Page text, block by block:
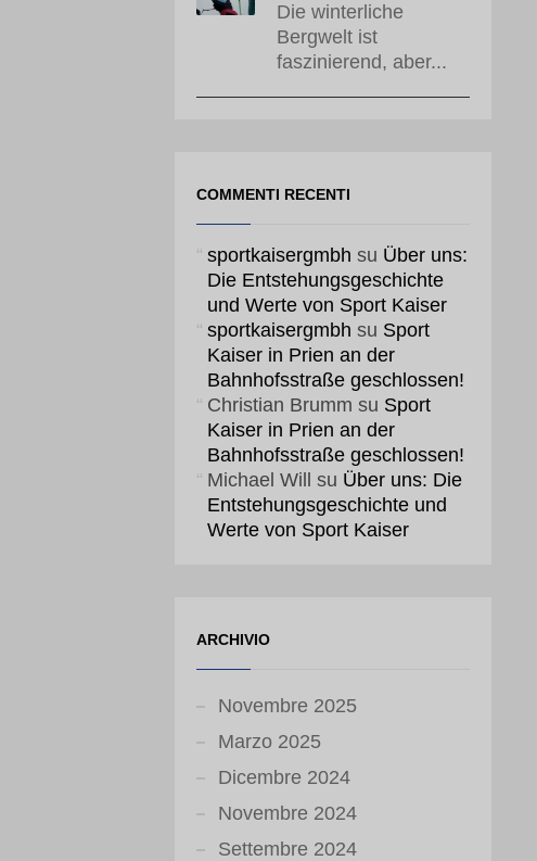
Die winterliche
Bergwelt ist
faszinierend, aber...
COMMENTI RECENTI
sportkaisergmbh su Über uns:
Die Entstehungsgeschichte
und Werte von Sport Kaiser
sportkaisergmbh su Sport
Kaiser in Prien an der
Bahnhofsstraße geschlossen!
Christian Brumm su Sport
Kaiser in Prien an der
Bahnhofsstraße geschlossen!
Michael Will
su Über uns: Die
Entstehungsgeschichte und
Werte von Sport Kaiser
ARCHIVIO
Novembre 2025
Marzo 2025
Dicembre 2024
Novembre 2024
Settembre 2024